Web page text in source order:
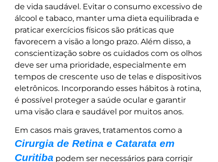
de vida saudável. Evitar o consumo excessivo de
álcool e tabaco, manter uma dieta equilibrada e
praticar exercícios físicos são práticas que
favorecem a visão a longo prazo. Além disso, a
conscientização sobre os cuidados com os olhos
deve ser uma prioridade, especialmente em
tempos de crescente uso de telas e dispositivos
eletrônicos. Incorporando esses hábitos à rotina,
é possível proteger a saúde ocular e garantir
uma visão clara e saudável por muitos anos.
Em casos mais graves, tratamentos como a
Cirurgia de Retina e Catarata em
Curitiba podem ser necessários para corrigir